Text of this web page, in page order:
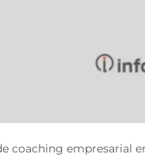
coaching empresarial